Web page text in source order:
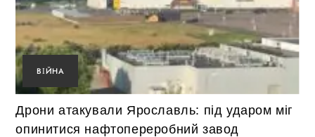
ВІЙНА
Дрони атакували Ярославль: під ударом міг
опинитися нафтопереробний завод